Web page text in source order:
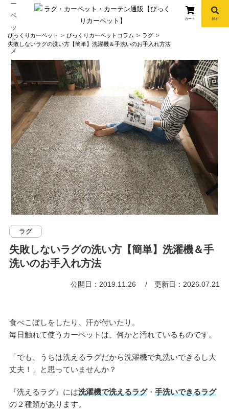
info
カート 探す
びっくりカーペット びっくりカーペットコラム
ラグ
失敗しないラグの洗い方【簡単】洗濯機＆手洗いのお手入れ方法
ラグ
失敗しないラグの洗い方【簡単】洗濯機＆手
洗いのお手入れ方法
公開日：2019.11.26 更新日：2026.07.21
食べこぼしをしたり、汗が付いたり。
毎日触れて使うカーペットは、何かと汚れているものです。
「でも、うちは洗えるラグだから洗濯機で丸洗いできるし大
丈夫！」と思っていませんか？
『洗えるラグ』には洗濯機で洗えるラグ・ 手洗いできるラグ
の２種類があります。